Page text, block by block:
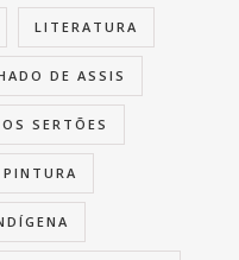
LITERATURA
DE ASSIS
OS SERTÕES
PINTURA